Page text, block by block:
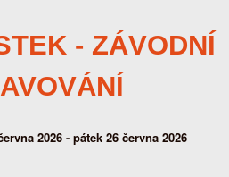
- ZÁVODNÍ
2026 - pátek 26 června 2026